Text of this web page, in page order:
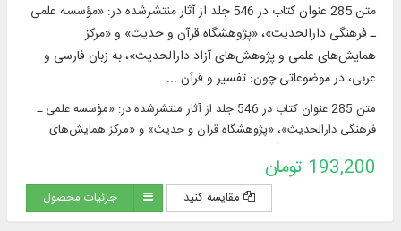
متن 285 عنوان کتاب در 546 جلد از آثار منتشرشده در: «مؤسسه علمی
ـ فرهنگی دارالحدیث»، «پژوهشگاه قرآن و حدیث» و «مرکز
همایش‌های علمی و پژوهش‌های آزاد دارالحدیث»، به زبان فارسی و
عربی، در موضوعاتی چون: تفسیر و قرآن ...
متن 285 عنوان کتاب در 546 جلد از آثار منتشرشده در: «مؤسسه علمی ـ
فرهنگی دارالحدیث»، «پژوهشگاه قرآن و حدیث» و «مرکز همایش‌های
چون: تفسیر و قرآن ...
193,200 تومان
مقایسه کنید جزئیات محصول